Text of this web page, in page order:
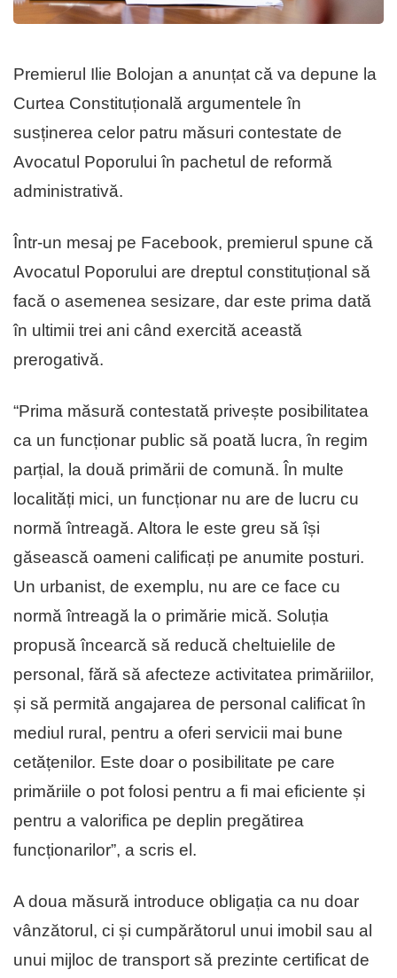
Premierul Ilie Bolojan a anunțat că va depune la
Curtea Constituțională argumentele în
susținerea celor patru măsuri contestate de
Avocatul Poporului în pachetul de reformă
administrativă.
Într-un mesaj pe Facebook, premierul spune că
Avocatul Poporului are dreptul constituțional să
facă o asemenea sesizare, dar este prima dată
în ultimii trei ani când exercită această
prerogativă.
“Prima măsură contestată privește posibilitatea
ca un funcționar public să poată lucra, în regim
parțial, la două primării de comună. În multe
localități mici, un funcționar nu are de lucru cu
normă întreagă. Altora le este greu să își
găsească oameni calificați pe anumite posturi.
Un urbanist, de exemplu, nu are ce face cu
normă întreagă la o primărie mică. Soluția
propusă încearcă să reducă cheltuielile de
personal, fără să afecteze activitatea primăriilor,
și să permită angajarea de personal calificat în
mediul rural, pentru a oferi servicii mai bune
cetățenilor. Este doar o posibilitate pe care
primăriile o pot folosi pentru a fi mai eficiente și
pentru a valorifica pe deplin pregătirea
funcționarilor”, a scris el.
A doua măsură introduce obligația ca nu doar
vânzătorul, ci și cumpărătorul unui imobil sau al
unui mijloc de transport să prezinte certificat de